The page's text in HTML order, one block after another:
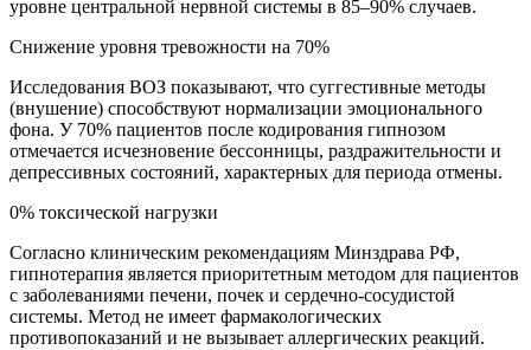
уровне центральной нервной системы в 85–90% случаев.
Снижение уровня тревожности на 70%
Исследования ВОЗ показывают, что суггестивные методы
(внушение) способствуют нормализации эмоционального
фона. У 70% пациентов после кодирования гипнозом
отмечается исчезновение бессонницы, раздражительности и
депрессивных состояний, характерных для периода отмены.
0% токсической нагрузки
Согласно клиническим рекомендациям Минздрава РФ,
гипнотерапия является приоритетным методом для пациентов
с заболеваниями печени, почек и сердечно-сосудистой
системы. Метод не имеет фармакологических
противопоказаний и не вызывает аллергических реакций.